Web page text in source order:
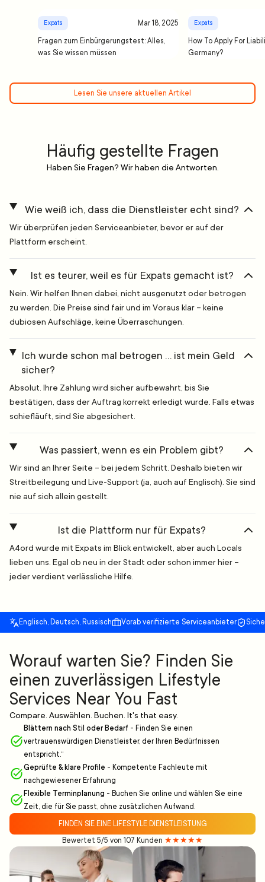
Expats Mar 18, 2025
Fragen zum Einbürgerungstest: Alles,
was Sie wissen müssen
Expats
How To Apply For
Germany?
Lesen Sie unsere aktuellen Artikel
Häufig gestellte Fragen
Haben Sie Fragen? Wir haben die Antworten.
Wie weiß ich, dass die Dienstleister echt sind?
Wir überprüfen jeden Serviceanbieter, bevor er auf der
Plattform erscheint.
Ist es teurer, weil es für Expats gemacht ist?
Nein. Wir helfen Ihnen dabei, nicht ausgenutzt oder betrogen
zu werden. Die Preise sind fair und im Voraus klar – keine
dubiosen Aufschläge, keine Überraschungen.
Ich wurde schon mal betrogen … ist mein Geld
sicher?
Absolut. Ihre Zahlung wird sicher aufbewahrt, bis Sie
bestätigen, dass der Auftrag korrekt erledigt wurde. Falls etwas
schiefläuft, sind Sie abgesichert.
Was passiert, wenn es ein Problem gibt?
Wir sind an Ihrer Seite – bei jedem Schritt. Deshalb bieten wir
Streitbeilegung und Live-Support (ja, auch auf Englisch). Sie sind
nie auf sich allein gestellt.
Ist die Plattform nur für Expats?
A4ord wurde mit Expats im Blick entwickelt, aber auch Locals
lieben uns. Egal ob neu in der Stadt oder schon immer hier –
jeder verdient verlässliche Hilfe.
Englisch, Deutsch, Russisch Vorab verifizierte Serviceanbieter
Worauf warten Sie? Finden Sie
einen zuverlässigen Lifestyle
Services Near You Fast
Compare. Auswählen. Buchen. It's that easy.
Blättern nach Stil oder Bedarf - Finden Sie einen
vertrauenswürdigen Dienstleister, der Ihren Bedürfnissen
entspricht.“
Geprüfte & klare Profile - Kompetente Fachleute mit
nachgewiesener Erfahrung
Flexible Terminplanung - Buchen Sie online und wählen Sie eine
Zeit, die für Sie passt, ohne zusätzlichen Aufwand.
FINDEN SIE EINE LIFESTYLE DIENSTLEISTUNG
Bewertet 5/5 von 107 Kunden ★★★★★